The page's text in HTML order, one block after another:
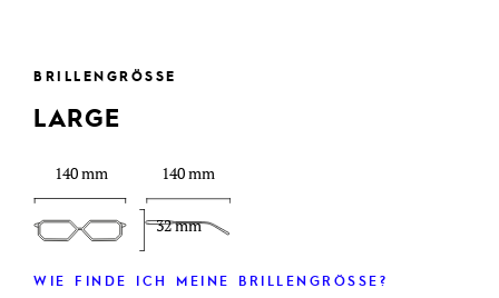
BRILLENGRÖSSE
LARGE
140 mm
32 mm
140 mm
WIE FINDE ICH MEINE BRILLENGRÖSSE?